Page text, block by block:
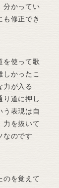
分かってい
も修正でき
を使って歌
かったこ
力が入る
り道に押し
う表現は自
力を抜いて
なのです
のを覚えて